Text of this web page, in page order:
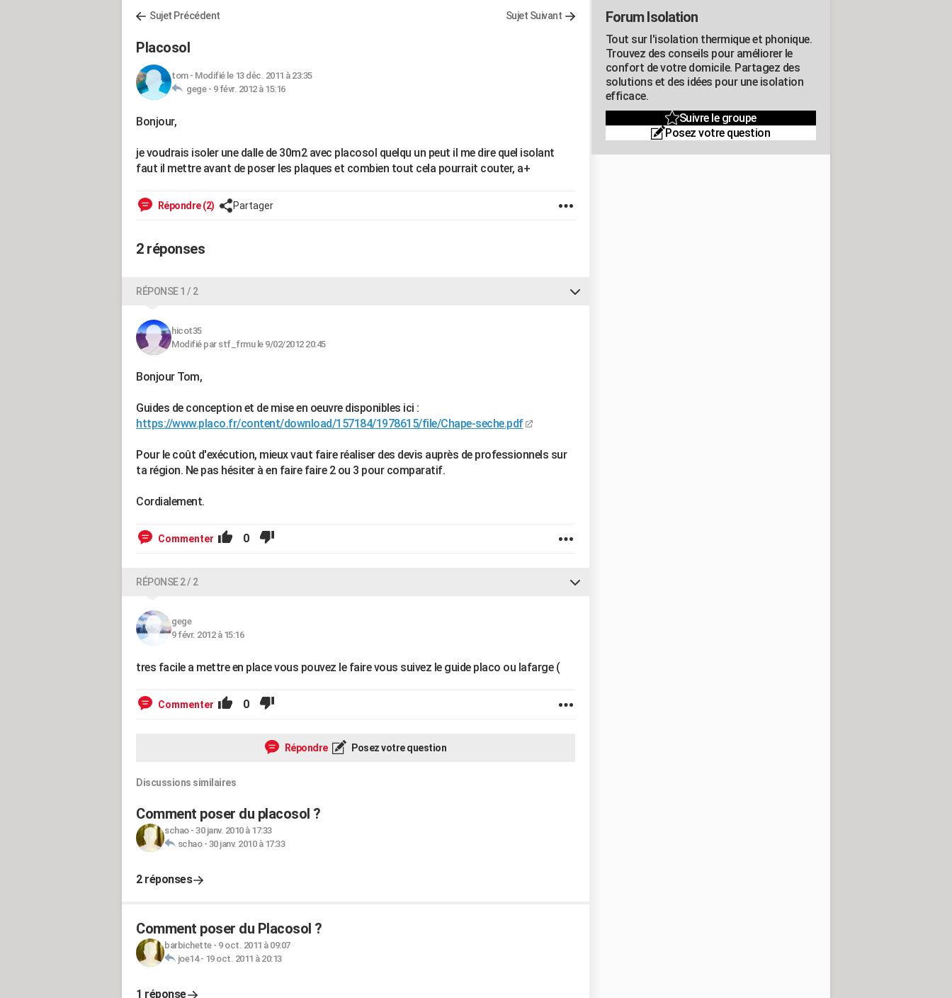
Sujet Précédent Sujet Suivant
Placosol
tom- Modifié le 13 déc. 2011 à 23:35
gege - 9 févr. 2012 à 15:16
Bonjour,
je voudrais isoler une dalle de 30m2 avec placosol quelqu un peut il me dire quel isolant
faut il mettre avant de poser les plaques et combien tout cela pourrait couter, a+
Répondre (2) Partager
2 réponses
RÉPONSE 1 / 2
hicot35
Modifié par stf_frmu le 9/02/2012 20:45
Bonjour Tom,
Guides de conception et de mise en oeuvre disponibles ici :
https://www.placo.fr/content/download/157184/1978615/file/Chape-seche.pdf
Pour le coût d'exécution, mieux vaut faire réaliser des devis auprès de professionnels sur
ta région. Ne pas hésiter à en faire faire 2 ou 3 pour comparatif.
Cordialement.
Commenter 0
RÉPONSE 2 / 2
gege
9 févr. 2012 à 15:16
tres facile a mettre en place vous pouvez le faire vous suivez le guide placo ou lafarge (
Commenter 0
Répondre Posez votre question
Discussions similaires
Comment poser du placosol ?
schao- 30 janv. 2010 à 17:33
schao- 30 janv. 2010 à 17:33
2 réponses
Comment poser du Placosol ?
barbichette- 9 oct. 2011 à 09:07
joe14- 19 oct. 2011 à 20:13
1 réponse
Forum Isolation
Tout sur l'isolation thermique et phonique.
Trouvez des conseils pour améliorer le
confort de votre domicile. Partagez des
solutions et des idées pour une isolation
efficace.
Suivre le groupe
Posez votre question